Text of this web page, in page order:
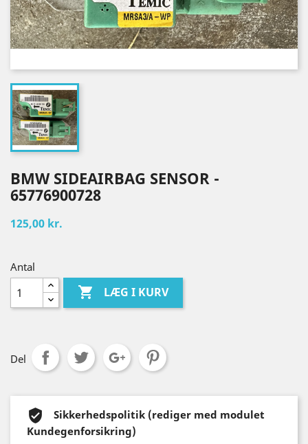
BMW SIDEAIRBAG SENSOR -
65776900728
125,00 kr.
Antal
 LÆG I KURV
Del
Sikkerhedspolitik (rediger med modulet
Kundegenforsikring)